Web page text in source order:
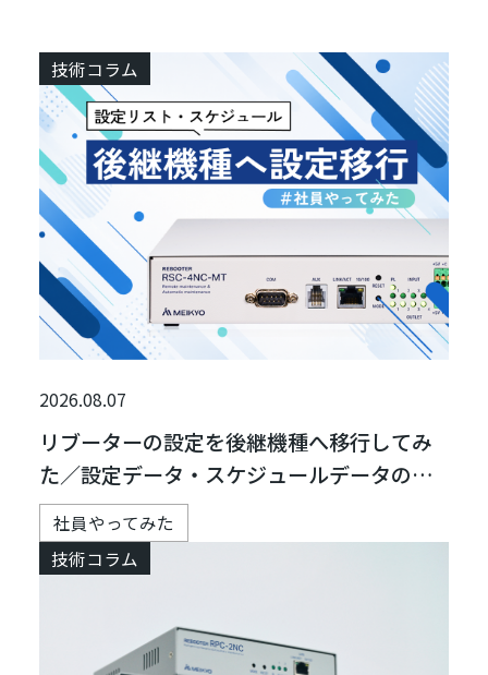
技術コラム
2026.08.07
リブーターの設定を後継機種へ移行してみ
た／設定データ・スケジュールデータの移
行方法
社員やってみた
技術コラム